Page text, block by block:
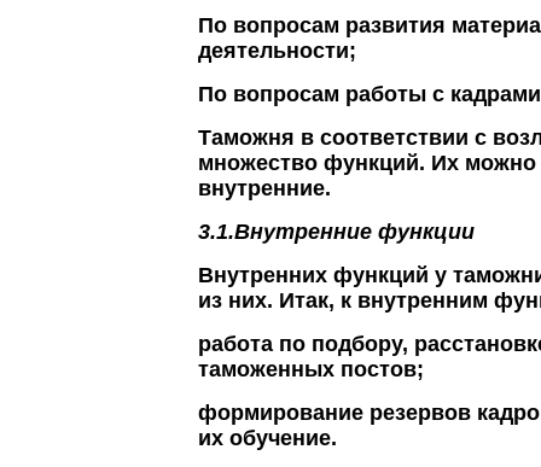
По вопросам развития
деятельности;
По вопросам работы с
Таможня в соответствии с
множество функций. Их
внутренние.
3.1.Внутренние функции
Внутренних функций у
из них. Итак, к внутренним
работа по подбору,
таможенных постов;
формирование резервов
их обучение.